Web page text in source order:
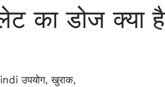
का डोज क्या है